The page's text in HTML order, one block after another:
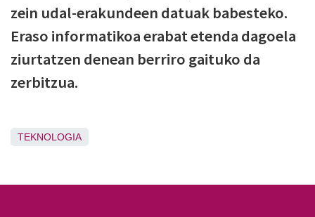
zein udal-erakundeen datuak babesteko.
Eraso informatikoa erabat etenda dagoela
ziurtatzen denean berriro gaituko da
zerbitzua.
TEKNOLOGIA